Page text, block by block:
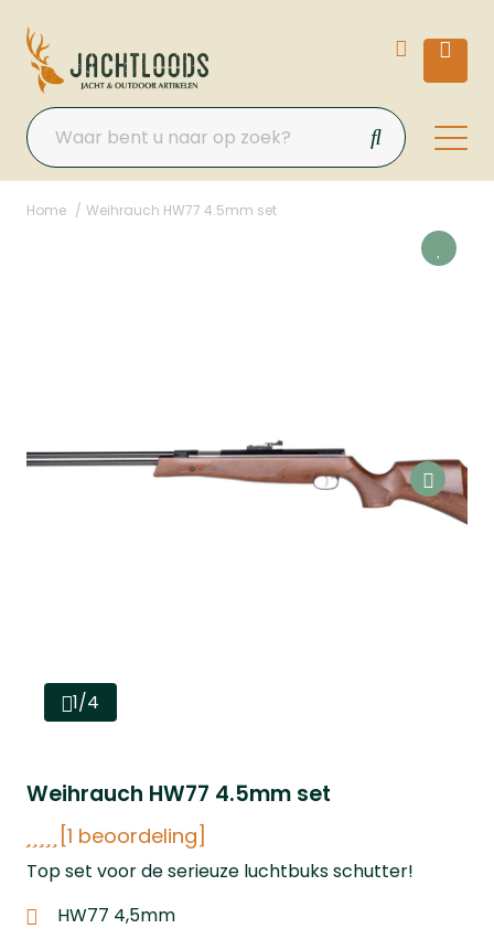
Home Weihrauch HW77 4.5mm set
1/4
Weihrauch HW77 4.5mm set
[1 beoordeling]
Top set voor de serieuze luchtbuks schutter!
HW77 4,5mm